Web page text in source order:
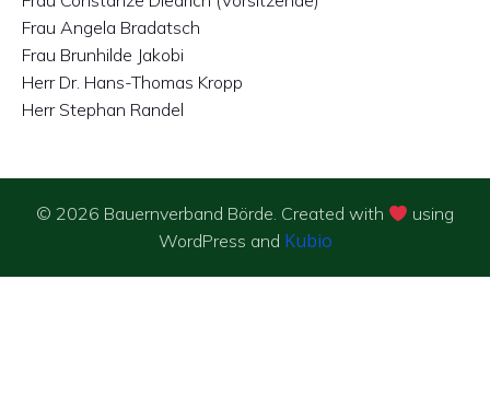
Frau Angela Bradatsch
Frau Brunhilde Jakobi
Herr Dr. Hans-Thomas Kropp
Herr Stephan Randel
© 2026 Bauernverband Börde. Created with
using
WordPress and Kubio